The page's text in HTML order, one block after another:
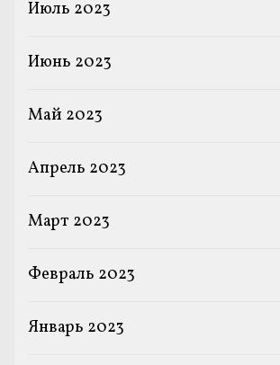
Июль 2023
Июнь 2023
Май 2023
Апрель 2023
Март 2023
Февраль 2023
Январь 2023